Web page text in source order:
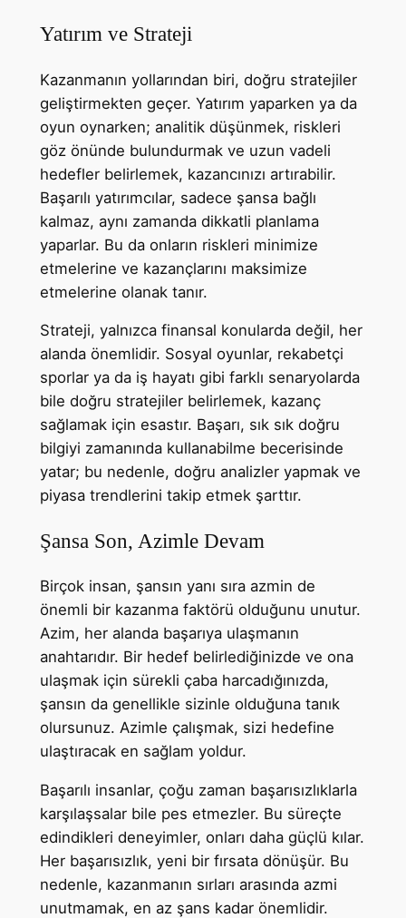
Yatırım ve Strateji
Kazanmanın yollarından biri, doğru stratejiler
geliştirmekten geçer. Yatırım yaparken ya da
oyun oynarken; analitik düşünmek, riskleri
göz önünde bulundurmak ve uzun vadeli
hedefler belirlemek, kazancınızı artırabilir.
Başarılı yatırımcılar, sadece şansa bağlı
kalmaz, aynı zamanda dikkatli planlama
yaparlar. Bu da onların riskleri minimize
etmelerine ve kazançlarını maksimize
etmelerine olanak tanır.
Strateji, yalnızca finansal konularda değil, her
alanda önemlidir. Sosyal oyunlar, rekabetçi
sporlar ya da iş hayatı gibi farklı senaryolarda
bile doğru stratejiler belirlemek, kazanç
sağlamak için esastır. Başarı, sık sık doğru
bilgiyi zamanında kullanabilme becerisinde
yatar; bu nedenle, doğru analizler yapmak ve
piyasa trendlerini takip etmek şarttır.
Şansa Son, Azimle Devam
Birçok insan, şansın yanı sıra azmin de
önemli bir kazanma faktörü olduğunu unutur.
Azim, her alanda başarıya ulaşmanın
anahtarıdır. Bir hedef belirlediğinizde ve ona
ulaşmak için sürekli çaba harcadığınızda,
şansın da genellikle sizinle olduğuna tanık
olursunuz. Azimle çalışmak, sizi hedefine
ulaştıracak en sağlam yoldur.
Başarılı insanlar, çoğu zaman başarısızlıklarla
karşılaşsalar bile pes etmezler. Bu süreçte
edindikleri deneyimler, onları daha güçlü kılar.
Her başarısızlık, yeni bir fırsata dönüşür. Bu
nedenle, kazanmanın sırları arasında azmi
unutmamak, en az şans kadar önemlidir.